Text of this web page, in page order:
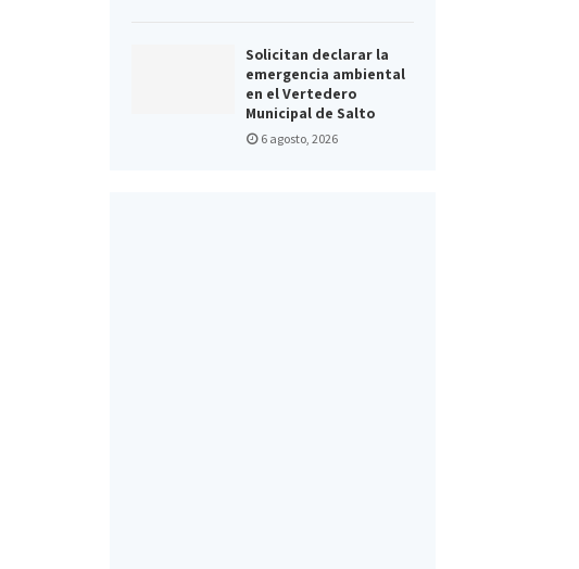
Solicitan declarar la
emergencia ambiental
en el Vertedero
Municipal de Salto
6 agosto, 2026